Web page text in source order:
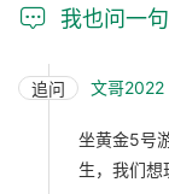
 我也问一句
追问 文哥2022
坐黄金5号
生，我们想